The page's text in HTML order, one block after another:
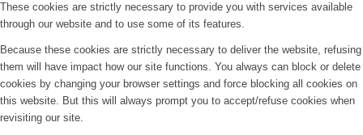
These cookies are strictly necessary to provide you with services available
through our website and to use some of its features.
Because these cookies are strictly necessary to deliver the website, refusing
them will have impact how our site functions. You always can block or delete
cookies by changing your browser settings and force blocking all cookies on
this website. But this will always prompt you to accept/refuse cookies when
revisiting our site.